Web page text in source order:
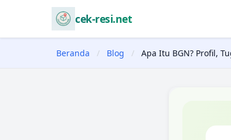
cek-resi.net
Beranda / Blog / Apa Itu BGN? Profil,